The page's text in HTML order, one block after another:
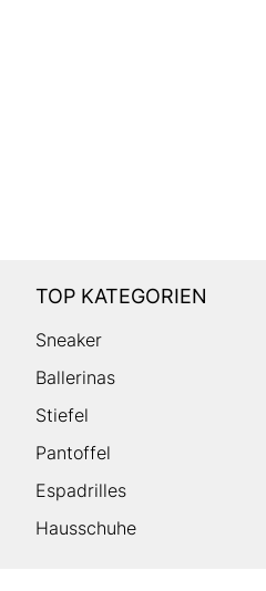
TOP KATEGORIEN
Sneaker
Ballerinas
Stiefel
Pantoffel
Espadrilles
Hausschuhe